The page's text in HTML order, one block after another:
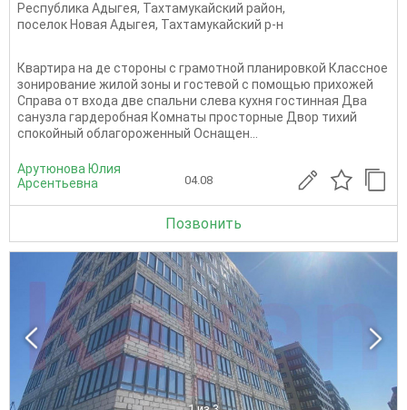
Республика Адыгея, Тахтамукайский район,
поселок Новая Адыгея, Тахтамукайский р-н
Квартира на де стороны с грамотной планировкой Классное
зонирование жилой зоны и гостевой с помощью прихожей
Справа от входа две спальни слева кухня гостинная Два
санузла гардеробная Комнаты просторные Двор тихий
спокойный облагороженный Оснащен...
Арутюнова Юлия
Арсентьевна
04.08
Позвонить